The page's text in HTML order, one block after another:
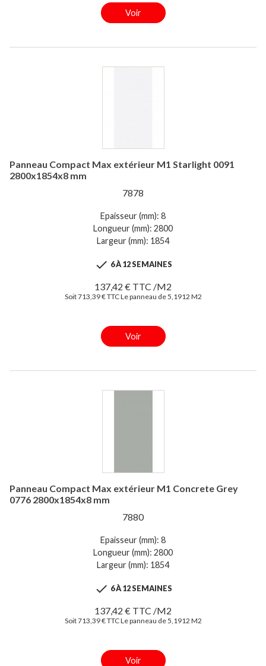
Voir
Panneau Compact Max extérieur M1 Starlight 0091
2800x1854x8 mm
7878
Epaisseur (mm): 8
Longueur (mm): 2800
Largeur (mm): 1854
 6 À 12 SEMAINES
137,42 € TTC /M2
Soit 713,39 € TTC Le panneau de 5,1912 M2
Voir
Panneau Compact Max extérieur M1 Concrete Grey
0776 2800x1854x8 mm
7880
Epaisseur (mm): 8
Longueur (mm): 2800
Largeur (mm): 1854
 6 À 12 SEMAINES
137,42 € TTC /M2
Soit 713,39 € TTC Le panneau de 5,1912 M2
Voir